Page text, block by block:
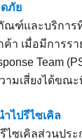
ภัย
ฑ์และบริการ
า เมื่อมีการรา
มเสี่ยงได้ขณ
ไปรีไซเคิล
ไซเคิลส่วนป